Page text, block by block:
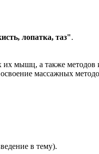
лопатка, таз".
мышц, а также методов
массажных
в тему).